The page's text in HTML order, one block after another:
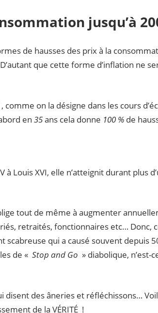
jusqu’à
de hausses des prix à la
que cette forme d’inflation ne
comme on la désigne dans les cours
en 35ans cela donne 100 %de
à Louis XVI, elle n’atteignit durant plus
tout de même à augmenter
retraités, fonctionnaires etc… Donc,
qui a causé souvent depuis
de « Stop and Go » diabolique, n’est-
disent des âneries et réfléchissons…
de la VÉRITÉ !